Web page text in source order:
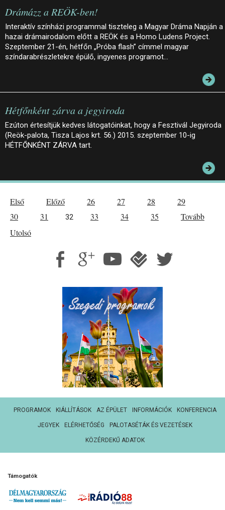
Drámázz a REÖK-ben!
Interaktív színházi programmal tiszteleg a Magyar Dráma Napján a
hazai drámairodalom előtt a REÖK és a Homo Ludens Project.
Szeptember 21-én, hétfőn „Próba flash” címmel magyar
színdarabrészletekre épülő, ingyenes programot…
Hétfőnként zárva a jegyiroda
Ezúton értesítjük kedves látogatóinkat, hogy a Fesztivál Jegyiroda
(Reök-palota, Tisza Lajos krt. 56.) 2015. szeptember 10-ig
HÉTFŐNKÉNT ZÁRVA tart.
Első Előző 26 27 28
29
30
31 32 33 34 35
Tovább
Utolsó
PROGRAMOK KIÁLLÍTÁSOK AZ ÉPÜLET INFORMÁCIÓK KONFERENCIA
JEGYEK ELÉRHETŐSÉG PALOTASÉTÁK ÉS VEZETÉSEK
KÖZÉRDEKŰ ADATOK
Támogatók